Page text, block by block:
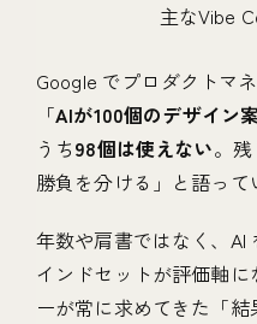
主なVibe
Google でプロダクトマ
「AIが100個のデザイン
うち98個は使えない。
勝負を分ける」と語って
年数や肩書ではなく、AI
インドセットが評価軸
ーが常に求めてきた「結